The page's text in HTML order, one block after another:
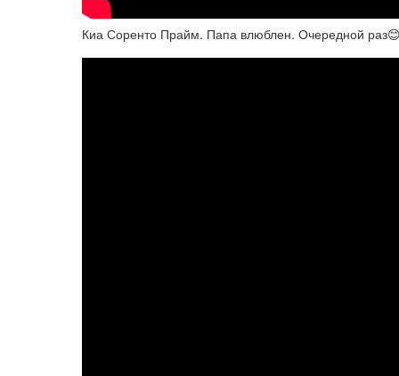
Киа Соренто Прайм. Папа влюблен. Очередной